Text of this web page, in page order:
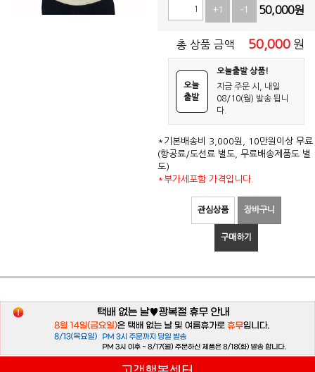
+1 -1 50,000원
총 상품 금액 50,000 원
오늘
출발
오늘출발 상품!
지금 주문 시, 내일
08/10(월) 발송 됩니
다.
*기본배송비 3,000원, 10만원이상 무료
(항공료/도선료 별도, 무료배송제품도 별
도)
*부가세포함 가격입니다.
관심상품 장바구니
구매하기